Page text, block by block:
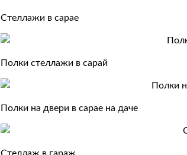
Стеллажи в сарае
Полки стеллажи в сарай
Полки на двери в сарае на даче